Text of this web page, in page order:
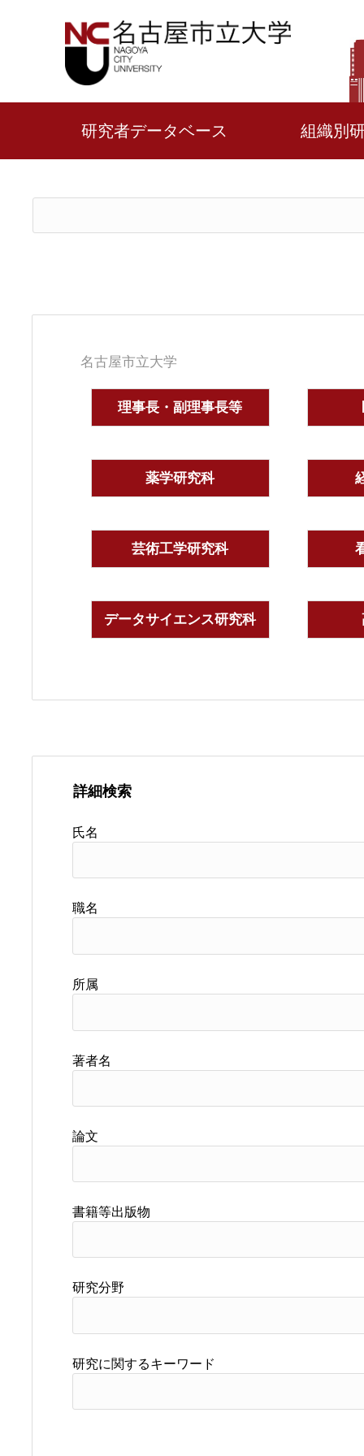
研究者データベース 組織別
名古屋市立大学
理事長・副理事長等
薬学研究科
芸術工学研究科
データサイエンス研究科
詳細検索
氏名
職名
所属
著者名
論文
書籍等出版物
研究分野
研究に関するキーワード